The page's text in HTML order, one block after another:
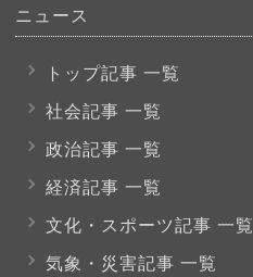
ニュース
トップ記事 一覧
社会記事 一覧
政治記事 一覧
経済記事 一覧
文化・スポーツ記事 一覧
気象・災害記事 一覧